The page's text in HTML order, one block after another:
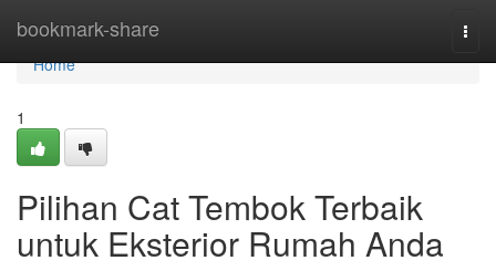
bookmark-share
Home
Home
1
Pilihan Cat Tembok Terbaik
untuk Eksterior Rumah Anda